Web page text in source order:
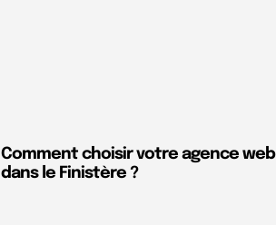
Comment choisir votre agence web
dans le Finistère ?